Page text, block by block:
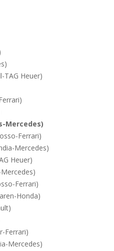
TAG Heuer)
Mercedes)
Ferrari)
Mercedes)
Heuer)
Ferrari)
Honda)
Ferrari)
Mercedes)